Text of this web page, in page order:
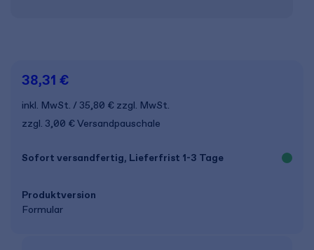
38,31 €
inkl. MwSt. 35,80 € zzgl. MwSt.
zzgl. 3,00 € Versandpauschale
Sofort versandfertig, Lieferfrist 1-3 Tage
Produkt­version
Formular